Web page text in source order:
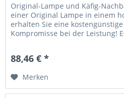
Original-Lampe und Käfig-
einer Original Lampe in einem
erhalten Sie eine
Kompromisse bei der Leistung!
88,46 € *
Merken